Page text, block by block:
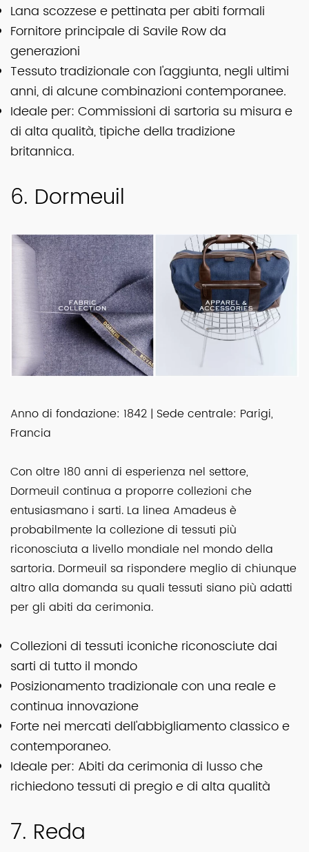
Lana scozzese e pettinata per abiti formali
Fornitore principale di Savile Row da
generazioni
Tessuto tradizionale con l'aggiunta, negli ultimi
anni, di alcune combinazioni contemporanee.
Ideale per: Commissioni di sartoria su misura e
di alta qualità, tipiche della tradizione
britannica.
6. Dormeuil
Anno di fondazione: 1842 | Sede centrale: Parigi,
Francia
Con oltre 180 anni di esperienza nel settore,
Dormeuil continua a proporre collezioni che
entusiasmano i sarti. La linea Amadeus è
probabilmente la collezione di tessuti più
riconosciuta a livello mondiale nel mondo della
sartoria. Dormeuil sa rispondere meglio di chiunque
altro alla domanda su quali tessuti siano più adatti
per gli abiti da cerimonia.
Collezioni di tessuti iconiche riconosciute dai
sarti di tutto il mondo
Posizionamento tradizionale con una reale e
continua innovazione
Forte nei mercati dell'abbigliamento classico e
contemporaneo.
Ideale per: Abiti da cerimonia di lusso che
richiedono tessuti di pregio e di alta qualità
7. Reda